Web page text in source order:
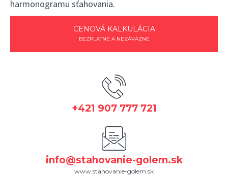
harmonogramu sťahovania.
CENOVÁ KALKULÁCIA
BEZPLATNE A NEZÁVÄZNE
+421 907 777 721
info@stahovanie-golem.sk
www.stahovanie-golem.sk